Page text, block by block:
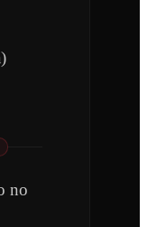
no